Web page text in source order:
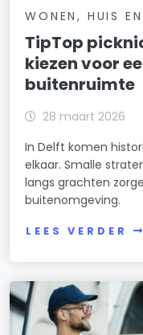
WONEN, HUIS
TipTop
kiezen voor
buitenruimte
28 maart 2026
In Delft komen
elkaar. Smalle
langs grachten
buitenomgeving.
LEES VERDER